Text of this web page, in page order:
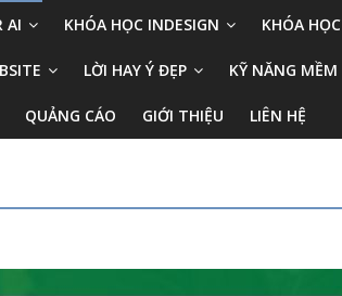
AI KHÓA HỌC INDESIGN KHÓA
LỜI HAY Ý ĐẸP KỸ NĂNG MỀM
QUẢNG CÁO GIỚI THIỆU LIÊN HỆ